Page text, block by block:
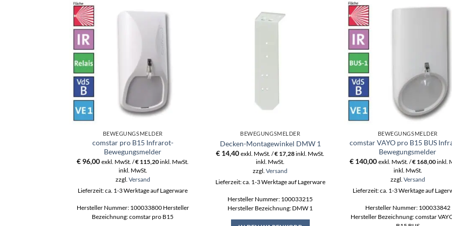
BEWEGUNGSMELDER
comstar pro B15 Infrarot-
Bewegungsmelder
€ 96,00 exkl. MwSt. /€ 115,20inkl. MwSt.
inkl. MwSt.
zzgl. Versand
Lieferzeit: ca. 1-3 Werktage auf Lagerware
Hersteller Nummer: 100033800 Hersteller
Bezeichnung: comstar pro B15
BEWEGUNGSMELDER
Decken-Montagewinkel DMW 1
€ 14,40 exkl. MwSt. /€ 17,28inkl. MwSt.
inkl. MwSt.
zzgl.Versand
Lieferzeit: ca. 1-3 Werktage auf Lagerware
Hersteller Nummer: 100033215
Hersteller Bezeichnung: DMW 1
BEWEGUNGSMELDER
comstar VAYO pro B15 BUS
Bewegungsmelder
€ 140,00 exkl. MwSt. /€ 168,00inkl.
inkl. MwSt.
zzgl. Versand
Lieferzeit: ca. 1-3 Werktage auf
Hersteller Nummer: 100033842
Hersteller Bezeichnung: comstar